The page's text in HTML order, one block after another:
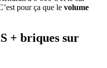
pour ça que le volume
+ briques sur